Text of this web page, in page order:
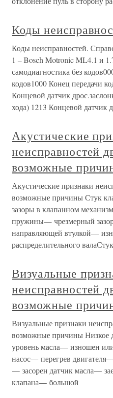
Коды
Коды неисправностей.
1 – Bosch Motronic ML4.1 и
самодиагностика без
кодов1000 Конец передачи
Концевой датчик
хода) 1213 Концевой датчик
Акустические
неисправностей
возможные
Акустические признаки
возможные причины Стук
зазоры в клапанном
пружины— чрезмерный
направляющей втулкой—
распределительного
Визуальные
неисправностей
возможные
Визуальные признаки
возможные причины Низкое
уровень масла— изношен
насос— перегрев
— засорен датчик масла—
клапана— большой